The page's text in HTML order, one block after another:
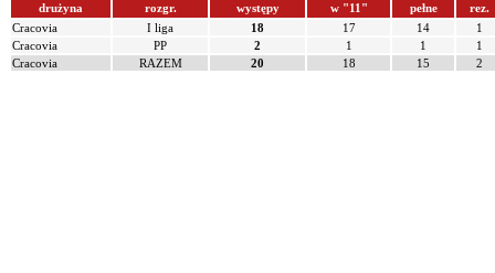
drużyna rozgr. występy w "11" pełne
rez.
Cracovia
I liga 18 17 14
1
Cracovia
PP 2 1 1
1
Cracovia
RAZEM 20 18 15 2